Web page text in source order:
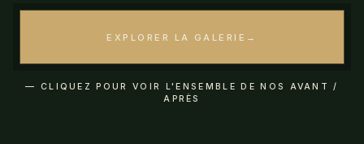
— GALERIE ATELIER
Voir toutes nosrestaurations
EXPLORER LA GALERIE →
— CLIQUEZ POUR VOIR L'ENSEMBLE DE NOS AVANT /
APRÈS